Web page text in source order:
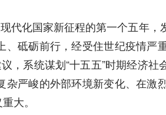
化国家新征程的第一个五年，
砥砺前行，经受住世纪疫情严
，系统谋划“十五五”时期经济社
严峻的外部环境新变化、在激
大。